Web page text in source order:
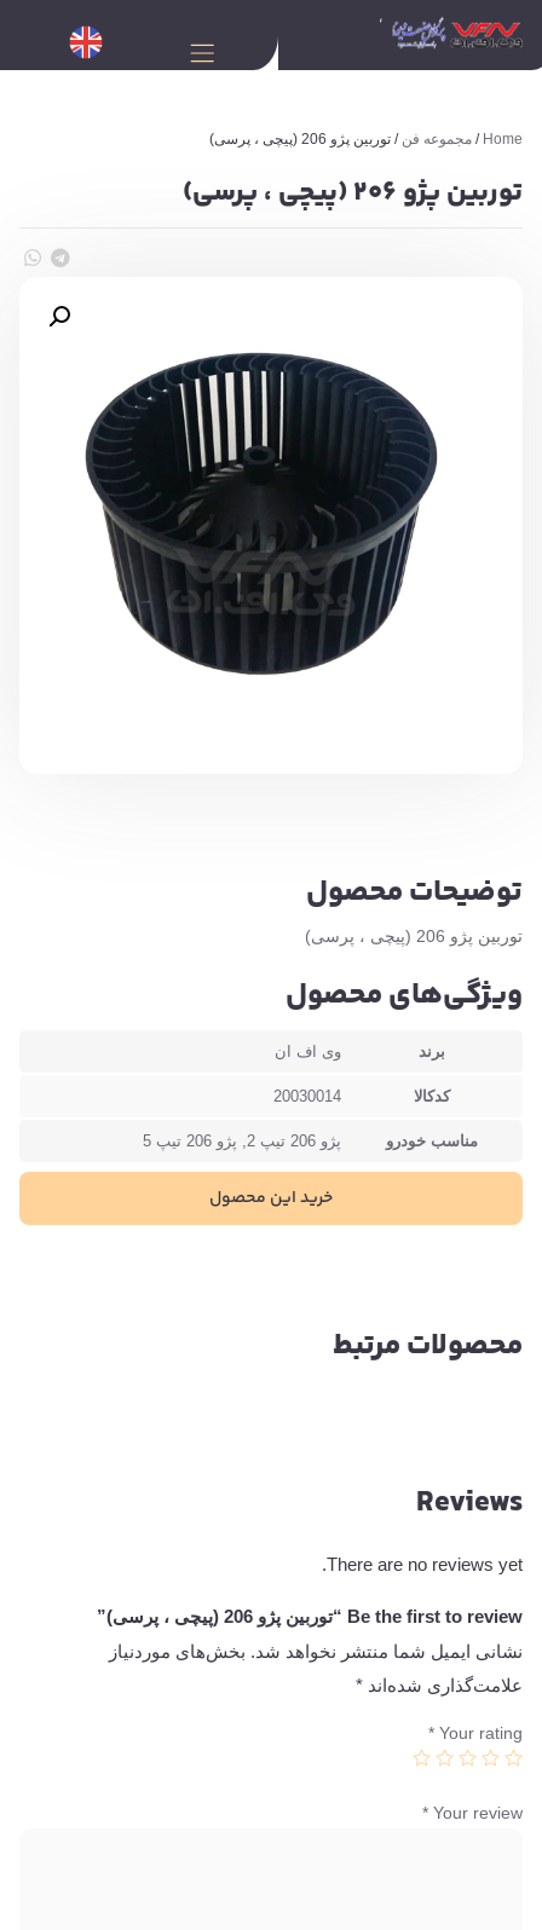
Home
/ مجموعه فن / توربین پژو 206 (پیچی ، پرسی)
توربین پژو 206 (پیچی ، پرسی)
توضیحات محصول
توربین پژو 206 (پیچی ، پرسی)
ویژگی‌های محصول
برند وی اف ان
کدکالا 20030014
مناسب خودرو پژو 206 تیپ 2, پژو 206 تیپ 5
خرید این محصول
محصولات مرتبط
Reviews
There are no reviews yet.
Be the first to review “توربین پژو 206 (پیچی ، پرسی)”
نشانی ایمیل شما منتشر نخواهد شد. بخش‌های موردنیاز
علامت‌گذاری شده‌اند *
Your rating
*
Your review
*